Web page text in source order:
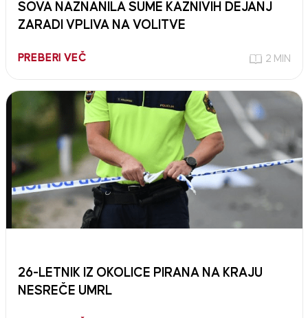
SOVA NAZNANILA SUME KAZNIVIH DEJANJ
ZARADI VPLIVA NA VOLITVE
PREBERI VEČ 2 MIN
26-LETNIK IZ OKOLICE PIRANA NA KRAJU
NESREČE UMRL